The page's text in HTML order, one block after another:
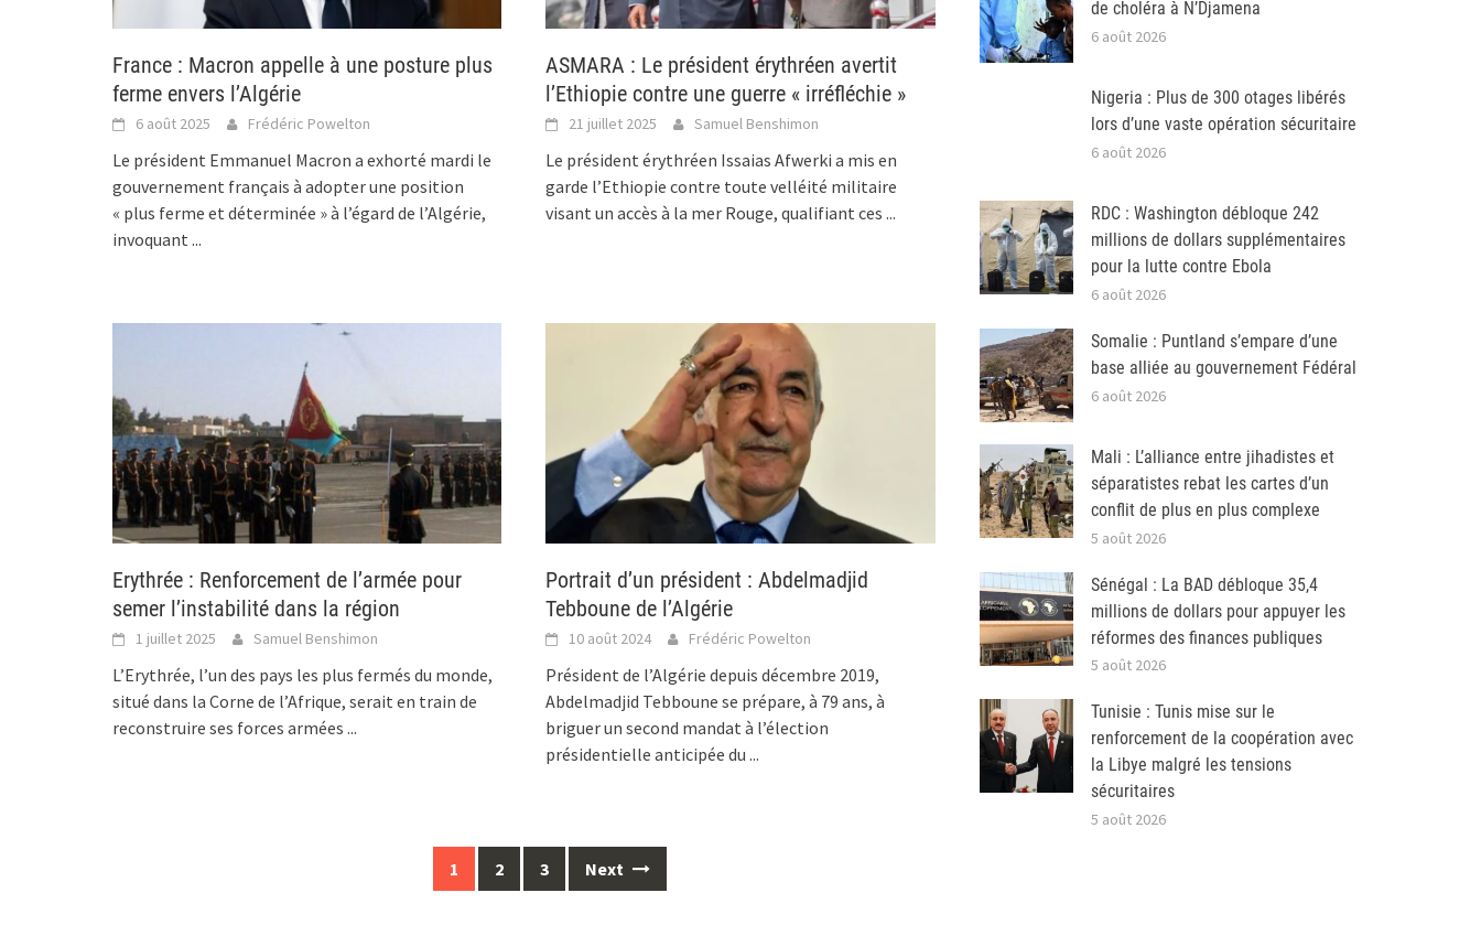
France : Macron appelle à une posture plus
ferme envers l’Algérie
6 août 2025 Frédéric Powelton
Le président Emmanuel Macron a exhorté mardi le
gouvernement français à adopter une position
« plus ferme et déterminée » à l’égard de l’Algérie,
invoquant ...
ASMARA : Le président érythréen avertit
l’Ethiopie contre une guerre « irréfléchie »
21 juillet 2025 Samuel Benshimon
Le président érythréen Issaias Afwerki a mis en
garde l’Ethiopie contre toute velléité militaire
visant un accès à la mer Rouge, qualifiant ces...
Erythrée : Renforcement de l’armée pour
semer l’instabilité dans la région
1 juillet 2025 Samuel Benshimon
L’Erythrée, l’un des pays les plus fermés du monde,
situé dans la Corne de l’Afrique, serait en train de
reconstruire ses forces armées ...
Portrait d’un président : Abdelmadjid
Tebboune de l’Algérie
10 août 2024 Frédéric Powelton
Président de l’Algérie depuis décembre 2019,
Abdelmadjid Tebboune se prépare, à 79 ans, à
briguer un second mandat à l’élection
présidentielle anticipée du...
1 2 3 Next
de choléra à N’Djamena
6 août 2026
Nigeria : Plus de 300 otages libérés
lors d’une vaste opération sécuritaire
6 août 2026
RDC : Washington débloque 242
millions de dollars supplémentaires
pour la lutte contre Ebola
6 août 2026
Somalie : Puntland s’empare d’une
base alliée au gouvernement Fédéral
6 août 2026
Mali : L’alliance entre jihadistes et
séparatistes rebat les cartes d’un
conflit de plus en plus complexe
5 août 2026
Sénégal : La BAD débloque 35,4
millions de dollars pour appuyer les
réformes des finances publiques
5 août 2026
Tunisie : Tunis mise sur le
renforcement de la coopération avec
la Libye malgré les tensions
sécuritaires
5 août 2026